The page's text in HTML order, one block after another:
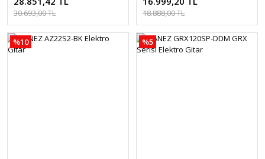
30.693,00 TL 18.888,00 TL
%10 %5